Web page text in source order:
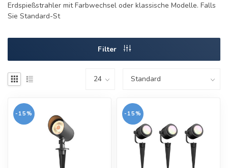
Erdspießstrahler mit Farbwechsel oder klassische Modelle. Falls
Sie Standard-St
Filter
-15% -15%